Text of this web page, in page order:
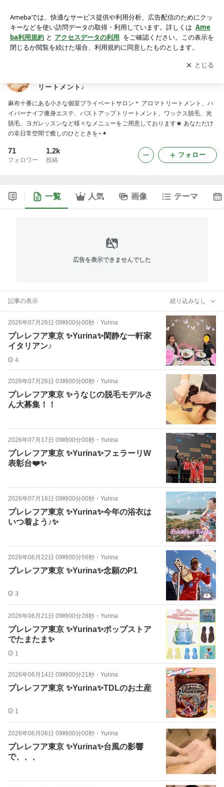
クティックをミックスさせたオリジナルトリートメント♪
アプリをダウンロードして ブログの更新通知
を受け取りまし
ょう。
開く
リートメント♪
麻布十番にある小さな個室プライベートサロン＊ アロマトリートメント、ハ
イパーナイフ痩身エステ、バストアップトリートメント、ワックス脱毛、光
脱毛、ヨガレッスンなど様々なメニューをご用意しております★ あなただけ
の非日常空間で癒しのひとときを⋆✦
71
フォロワー
1.2k
投稿
フォロー
一覧 人気 画像 テーマ
広告を表示できませんでした
記事の表示 絞り込みなし
2026年07月26日 09時00分00秒 ・ Yurina
プレレフア東京 ✨Yurina✨閑静な一軒家
イタリアン♪
4
2026年07月26日 03時00分00秒 ・ Yurina
プレレフア東京 ✨うなじの脱毛モデルさ
ん大募集！！
2026年07月17日 09時00分00秒 ・ Yurina
プレレフア東京 ✨Yurina✨フェラーリW
表彰台❤️✨
2026年07月16日 09時00分00秒 ・ Yurina
プレレフア東京 ✨Yurina✨今年の浴衣は
いつ着よう♪✨
2026年06月22日 09時00分56秒 ・ Yurina
プレレフア東京 ✨Yurina✨念願のP1
3
2026年06月21日 09時00分28秒 ・ Yurina
プレレフア東京 ✨Yurina✨ポップストア
でたまたま✨
1
2026年06月14日 09時00分21秒 ・ Yurina
プレレフア東京 ✨Yurina✨TDLのお土産
1
2026年06月06日 09時00分00秒 ・ Yurina
プレレフア東京 ✨Yurina✨台風の影響
で、、、